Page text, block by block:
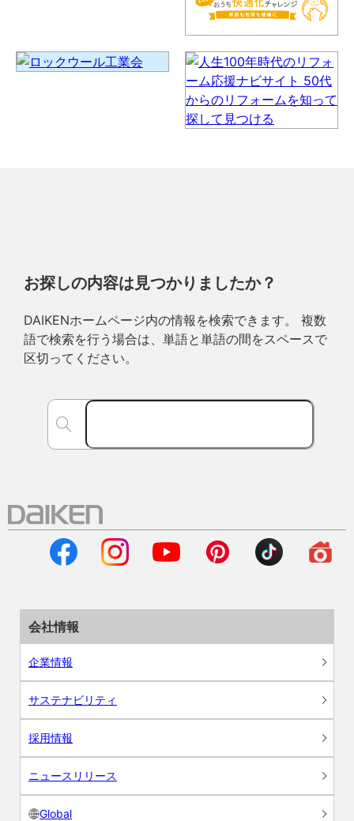
お探しの内容は見つかりましたか？
DAIKENホームページ内の情報を検索できます。 複数
語で検索を行う場合は、単語と単語の間をスペースで
区切ってください。
会社情報
企業情報
サステナビリティ
採用情報
ニュースリリース
Global